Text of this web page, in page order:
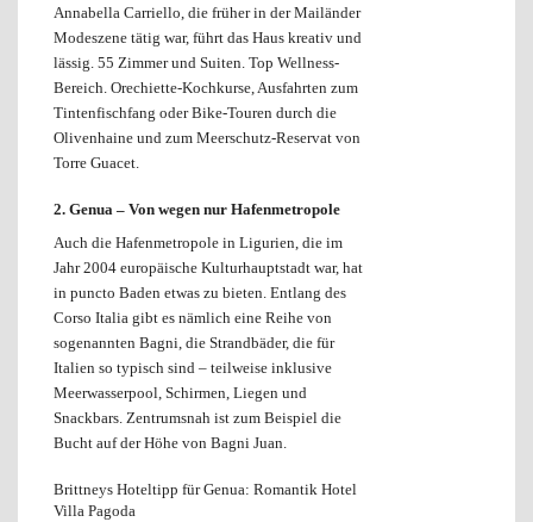
Annabella Carriello, die früher in der Mailänder
Modeszene tätig war, führt das Haus kreativ und
lässig. 55 Zimmer und Suiten. Top Wellness-
Bereich. Orechiette-Kochkurse, Ausfahrten zum
Tintenfischfang oder Bike-Touren durch die
Olivenhaine und zum Meerschutz-Reservat von
Torre Guacet.
2. Genua – Von wegen nur Hafenmetropole
Auch die Hafenmetropole in Ligurien, die im
Jahr 2004 europäische Kulturhauptstadt war, hat
in puncto Baden etwas zu bieten. Entlang des
Corso Italia gibt es nämlich eine Reihe von
sogenannten Bagni, die Strandbäder, die für
Italien so typisch sind – teilweise inklusive
Meerwasserpool, Schirmen, Liegen und
Snackbars. Zentrumsnah ist zum Beispiel die
Bucht auf der Höhe von Bagni Juan.
Brittneys Hoteltipp für Genua: Romantik Hotel
Villa Pagoda